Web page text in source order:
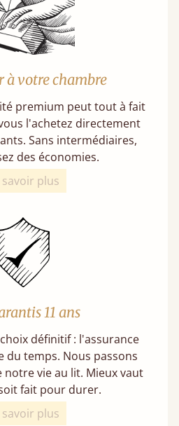
à votre chambre
premium peut tout à fait
l'achetez directement
Sans intermédiaires,
des économies.
savoir plus
11 ans
définitif : l'assurance
du temps. Nous passons
vie au lit. Mieux vaut
fait pour durer.
savoir plus